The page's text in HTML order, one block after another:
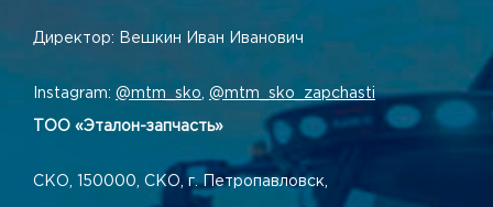
Директор: Вешкин Иван Иванович
Instagram: @mtm_sko @mtm_sko_zapchasti
ТОО «Эталон-запчасть»
СКО, 150000, СКО, г. Петропавловск,